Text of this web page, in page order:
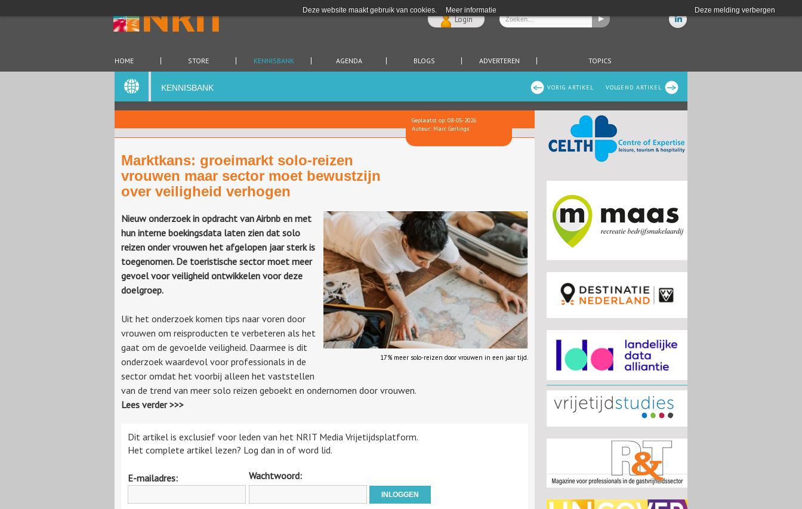
Deze website maakt gebruik van cookies. Meer informatie Deze melding verbergen
Login
HOME STORE KENNISBANK AGENDA BLOGS ADVERTEREN TOPICS
VOLGEND ARTIKEL
VORIG ARTIKEL
KENNISBANK
Geplaatst op: 08-05-2026
Auteur: Marc Gerlings
Marktkans: groeimarkt solo-reizen
vrouwen maar sector moet bewustzijn
over veiligheid verhogen
17% meer solo-reizen door vrouwen in een jaar tijd.
Nieuw onderzoek in opdracht van Airbnb en met
hun interne boekingsdata laten zien dat solo
reizen onder vrouwen het afgelopen jaar sterk is
toegenomen. De toeristische sector moet meer
gevoel voor veiligheid ontwikkelen voor deze
doelgroep.
Uit het onderzoek komen tips naar voren door
vrouwen om reisproducten te verbeteren als het
gaat om de gevoelde veiligheid. Daarmee is dit
onderzoek waardevol voor professionals in de
sector omdat het voorbij alleen het vaststellen
van de trend van meer solo reizen geboekt en ondernomen door vrouwen.
Lees verder >>>
Dit artikel is exclusief voor leden van het NRIT Media Vrijetijdsplatform.
Het complete artikel lezen? Log dan in of word lid.
E-mailadres: Wachtwoord: